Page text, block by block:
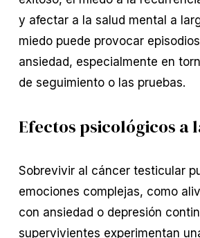
y afectar a la salud mental a
miedo puede provocar
ansiedad, especialmente en
de seguimiento o las pruebas.
Efectos psicológicos a
Sobrevivir al cáncer testicular
emociones complejas, como
con ansiedad o depresión
supervivientes experimentan